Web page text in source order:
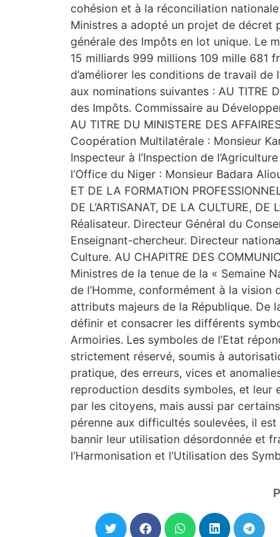
cohésion et à la réconciliation
Ministres a adopté un projet de décret
générale des Impôts en lot unique. Le
15 milliards 999 millions 109 mille 681
d’améliorer les conditions de travail
aux nominations suivantes : AU TITRE
des Impôts. Commissaire au
AU TITRE DU MINISTERE DES
Coopération Multilatérale : Monsieur
Inspecteur à l’Inspection de
l’Office du Niger : Monsieur Badara
ET DE LA FORMATION
DE L’ARTISANAT, DE LA CULTURE,
Réalisateur. Directeur Général du
Enseignant-chercheur. Directeur
Culture. AU CHAPITRE DES
Ministres de la tenue de la « Semaine
de l’Homme, conformément à la vision
attributs majeurs de la République. De
définir et consacrer les différents
Armoiries. Les symboles de l’Etat
strictement réservé, soumis à
pratique, des erreurs, vices et
reproduction desdits symboles, et leur
par les citoyens, mais aussi par
pérenne aux difficultés soulevées, il est
bannir leur utilisation désordonnée et
l’Harmonisation et l’Utilisation des